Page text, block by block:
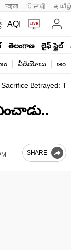
বাংলা ਪੰਜਾਬੀ
AQI
తెలంగాణ లైఫ్ స్టైల్
వీడియోలు
Sacrifice Betrayed:
SHARE